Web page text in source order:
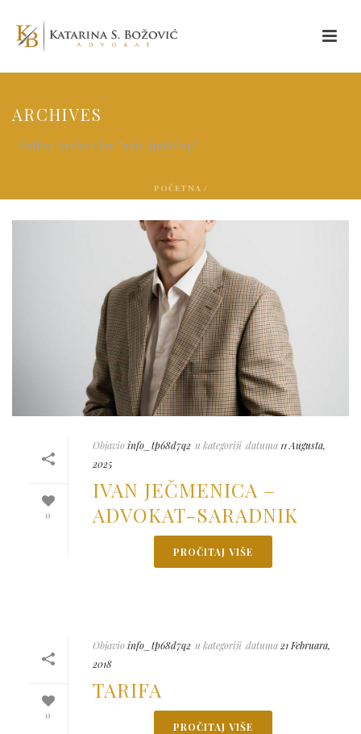
ARCHIVES
Author Archive for: "info_tp68d7q2"
POČETNA /
0
Objavioinfo_tp68d7q2 u kategoriji datuma 11 Augusta,
2025
IVAN JEČMENICA –
ADVOKAT-SARADNIK
PROČITAJ VIŠE
0
Objavioinfo_tp68d7q2 u kategoriji datuma 21 Februara,
2018
TARIFA
PROČITAJ VIŠE